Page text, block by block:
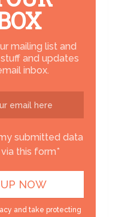
mailing list and
and updates
inbox.
submitted data
this form*
and take protecting